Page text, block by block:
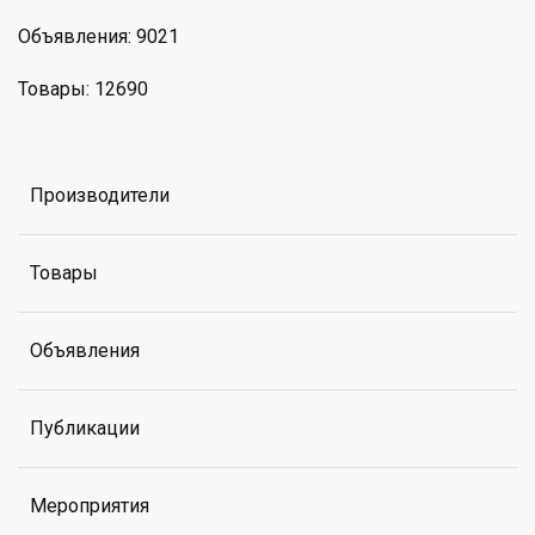
Объявления: 9021
Товары: 12690
Производители
Товары
Объявления
Публикации
Мероприятия